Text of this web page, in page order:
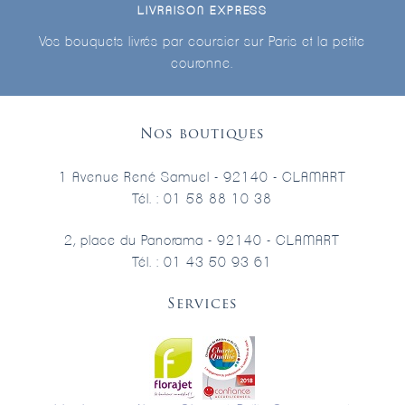
LIVRAISON EXPRESS
Vos bouquets livrés par coursier sur Paris et la petite
couronne.
Nos boutiques
1 Avenue René Samuel - 92140 - CLAMART
Tél. : 01 58 88 10 38
2, place du Panorama - 92140 - CLAMART
Tél. : 01 43 50 93 61
Services